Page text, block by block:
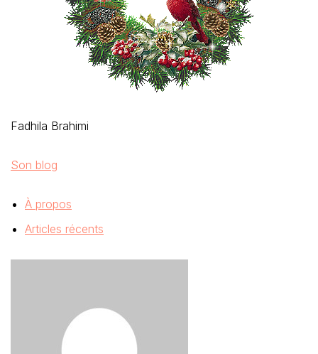
Fadhila Brahimi
Son blog
À propos
Articles récents